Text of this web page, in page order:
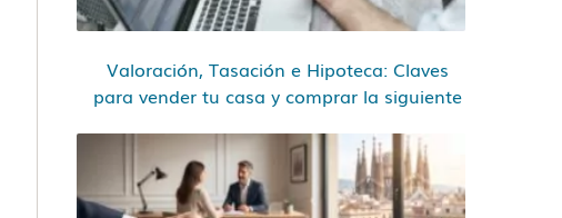
Valoración, Tasación e Hipoteca: Claves
para vender tu casa y comprar la siguiente